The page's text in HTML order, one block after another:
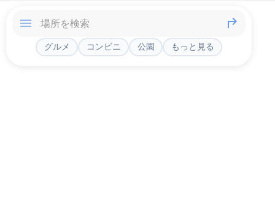
グルメ コンビニ 公園 もっと見る